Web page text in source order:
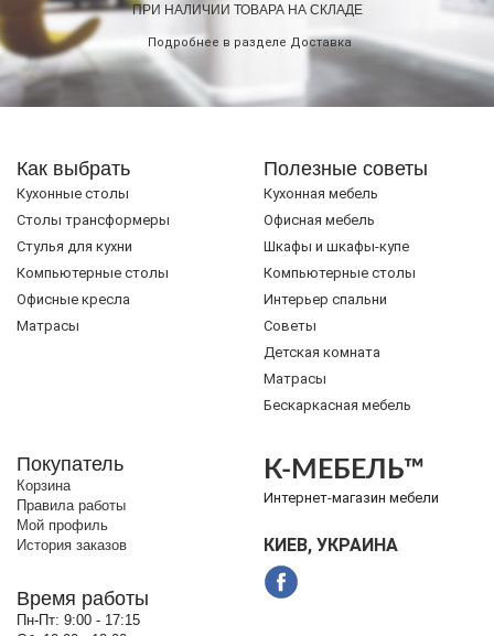
ПРИ НАЛИЧИИ ТОВАРА НА СКЛАДЕ
Подробнее в разделе Доставка
Как выбрать
Кухонные столы
Cтолы трансформеры
Стулья для кухни
Компьютерные столы
Офисные кресла
Матрасы
Полезные советы
Кухонная мебель
Офисная мебель
Шкафы и шкафы-купе
Компьютерные столы
Интерьер спальни
Советы
Детская комната
Матрасы
Бескаркасная мебель
Покупатель
Корзина
Правила работы
Мой профиль
История заказов
Время работы
Пн-Пт: 9:00 - 17:15
К-МЕБЕЛЬ™
Интернет-магазин мебели
КИЕВ, УКРАИНА